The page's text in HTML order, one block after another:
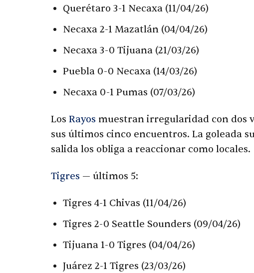
Querétaro 3-1 Necaxa (11/04/26)
Necaxa 2-1 Mazatlán (04/04/26)
Necaxa 3-0 Tijuana (21/03/26)
Puebla 0-0 Necaxa (14/03/26)
Necaxa 0-1 Pumas (07/03/26)
Los Rayos muestran irregularidad con dos
sus últimos cinco encuentros. La goleada
salida los obliga a reaccionar como locales.
Tigres — últimos 5:
Tigres 4-1 Chivas (11/04/26)
Tigres 2-0 Seattle Sounders (09/04/26)
Tijuana 1-0 Tigres (04/04/26)
Juárez 2-1 Tigres (23/03/26)